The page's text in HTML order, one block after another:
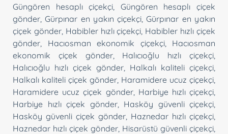
Güngören hesaplı çiçekçi
Güngören hesaplı çiçek
gönder ,Gürpınar en yakın çiçekçi ,Gürpınar en yakın
çiçek gönder, Habibler hızlı çiçekçi Habibler hızlı çiçek
gönder
Hacıosman ekonomik çiçekçi, Hacıosman
ekonomik çiçek gönder, Halıcıoğlu hızlı çiçekçi
Halıcıoğlu hızlı çiçek gönder
Halkalı kaliteli çiçekçi
Halkalı kaliteli çiçek gönder Haramidere ucuz çiçekçi
Haramidere ucuz çiçek gönder, Harbiye hızlı çiçekçi
Harbiye hızlı çiçek gönder, Hasköy güvenli çiçekçi
Hasköy güvenli çiçek gönder Haznedar hızlı çiçekçi
Haznedar hızlı çiçek gönder Hisarüstü güvenli çiçekçi